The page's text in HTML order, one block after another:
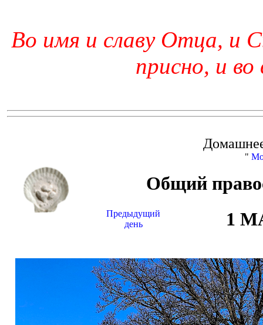
Во имя и славу Отца, и
присно, и во
"
Общий
Предыдущий
день
1